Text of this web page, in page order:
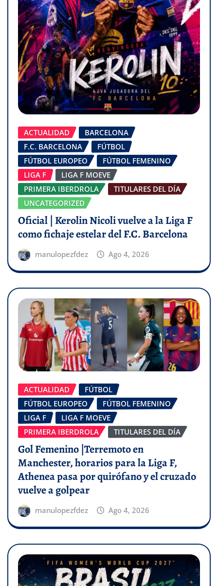
ACTUALIDAD
BARCELONA
F.C. BARCELONA
FÚTBOL
FÚTBOL EUROPEO
FÚTBOL FEMENINO
LIGA F
LIGA F MOEVE
PRIMERA IBERDROLA
TITULARES DEL DÍA
UNCATEGORIZED
Oficial | Kerolin Nicoli vuelve a la Liga F
como fichaje estelar del F.C. Barcelona
manulopezfdez Ago 4, 2026
ACTUALIDAD
FÚTBOL
FÚTBOL EUROPEO
FÚTBOL FEMENINO
LIGA F
LIGA F MOEVE
PRIMERA IBERDROLA
TITULARES DEL DÍA
Gol Femenino |Terremoto en
Manchester, horarios para la Liga F,
Athenea pasa por quirófano y el cruzado
vuelve a golpear
manulopezfdez Ago 4, 2026